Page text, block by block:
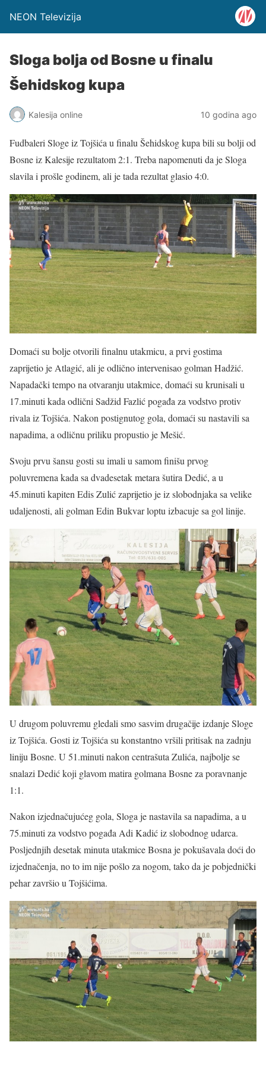
NEON Televizija
Sloga bolja od Bosne u finalu
Šehidskog kupa
Kalesija online 10 godina ago
Fudbaleri Sloge iz Tojšića u finalu Šehidskog kupa bili su bolji od
Bosne iz Kalesije rezultatom 2:1. Treba napomenuti da je Sloga
slavila i prošle godinem, ali je tada rezultat glasio 4:0.
Domaći su bolje otvorili finalnu utakmicu, a prvi gostima
zaprijetio je Atlagić, ali je odlično intervenisao golman Hadžić.
Napadački tempo na otvaranju utakmice, domaći su krunisali u
17.minuti kada odlični Sadžid Fazlić pogađa za vodstvo protiv
rivala iz Tojšića. Nakon postignutog gola, domaći su nastavili sa
napadima, a odličnu priliku propustio je Mešić.
Svoju prvu šansu gosti su imali u samom finišu prvog
poluvremena kada sa dvadesetak metara šutira Dedić, a u
45.minuti kapiten Edis Zulić zaprijetio je iz slobodnjaka sa velike
udaljenosti, ali golman Edin Bukvar loptu izbacuje sa gol linije.
U drugom poluvremu gledali smo sasvim drugačije izdanje Sloge
iz Tojšića. Gosti iz Tojšića su konstantno vršili pritisak na zadnju
liniju Bosne. U 51.minuti nakon centrašuta Zulića, najbolje se
snalazi Dedić koji glavom matira golmana Bosne za poravnanje
1:1.
Nakon izjednačujućeg gola, Sloga je nastavila sa napadima, a u
75.minuti za vodstvo pogađa Adi Kadić iz slobodnog udarca.
Posljednjih desetak minuta utakmice Bosna je pokušavala doći do
izjednačenja, no to im nije pošlo za nogom, tako da je pobjednički
pehar završio u Tojšićima.